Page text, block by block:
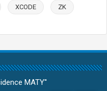
XCODE ZK
MATY''